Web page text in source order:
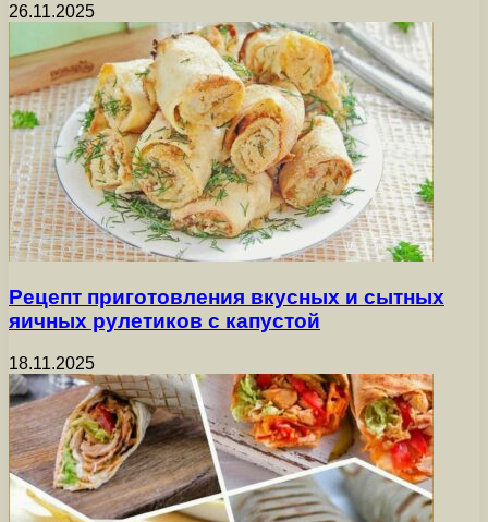
26.11.2025
Рецепт приготовления вкусных и сытных
яичных рулетиков с капустой
18.11.2025